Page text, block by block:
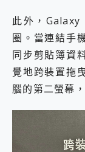
此外，
圈。當連結手
同步剪貼簿資
覺地跨裝置拖
腦的第二螢幕